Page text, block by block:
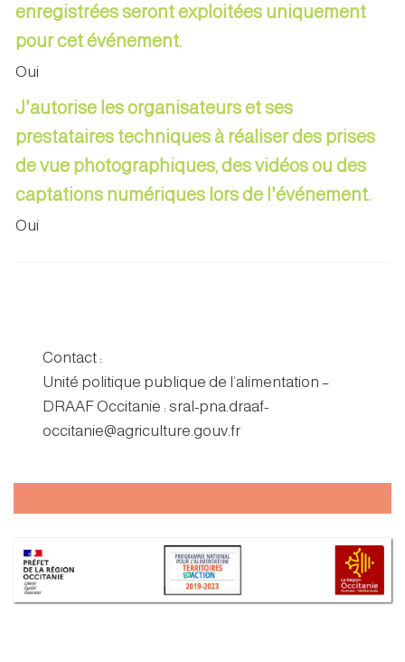
enregistrées seront exploitées uniquement
pour cet événement.
Oui
J'autorise les organisateurs et ses
prestataires techniques à réaliser des prises
de vue photographiques, des vidéos ou des
captations numériques lors de l'événement.
Oui
Contact :
Unité politique publique de l’alimentation –
DRAAF Occitanie : sral-pna.draaf-
occitanie@agriculture.gouv.fr